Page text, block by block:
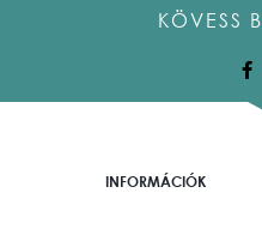
KÖVESS
INFORMÁCIÓK